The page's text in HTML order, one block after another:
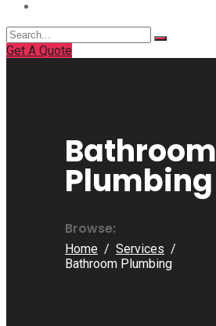
Search
for:
Get A Quote
Bathroom
Plumbing
Browse:
Home
Services
Bathroom Plumbing